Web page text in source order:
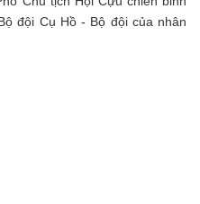
đội Cụ Hồ - Bộ đội của nhân